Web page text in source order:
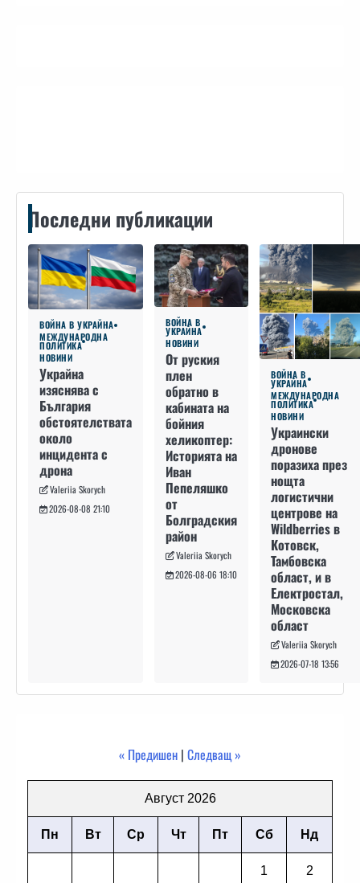
Последни публикации
ВОЙНА В УКРАЙНА
МЕЖДУНАРОДНА
ПОЛИТИКА
НОВИНИ
Украйна
изяснява с
България
обстоятелствата
около
инцидента с
дрона
Valeriia Skorych
2026-08-08 21:10
ВОЙНА В
УКРАЙНА
НОВИНИ
От руския
плен
обратно в
кабината на
бойния
хеликоптер:
Историята на
Иван
Пепеляшко
от
Болградския
район
Valeriia Skorych
2026-08-06 18:10
ВОЙНА В
УКРАЙНА
МЕЖДУНАРОДНА
ПОЛИТИКА
НОВИНИ
Украински
дронове
поразиха през
нощта
логистични
центрове на
Wildberries в
Котовск,
Тамбовска
област, и в
Електростал,
Московска
област
Valeriia Skorych
2026-07-18 13:56
« Предишен | Следващ »
Август 2026
Пн Вт Ср Чт Пт Сб Нд
1 2